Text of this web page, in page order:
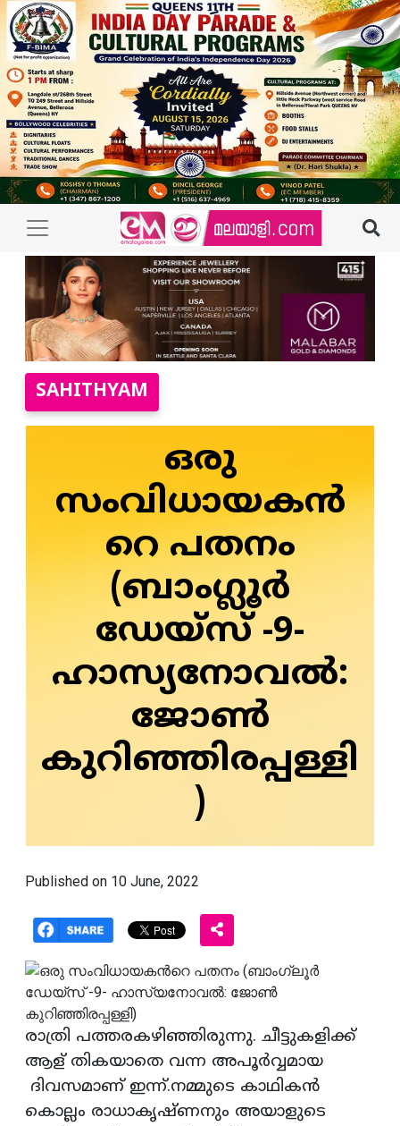
SAHITHYAM
ഒരു
സംവിധായകൻ
റെ പതനം
(ബാംഗ്ലൂർ
ഡേയ്‌സ് -9-
ഹാസ്യനോവല്‍:
ജോണ്‍
കുറിഞ്ഞിരപ്പള്ളി
)
Published on 10 June, 2022
രാത്രി പത്തരകഴിഞ്ഞിരുന്നു. ചീട്ടുകളിക്ക്
ആള് തികയാതെ വന്ന അപൂർവ്വമായ
ദിവസമാണ് ഇന്ന്.നമ്മുടെ കാഥികൻ
കൊല്ലം രാധാകൃഷ്ണനും അയാളുടെ